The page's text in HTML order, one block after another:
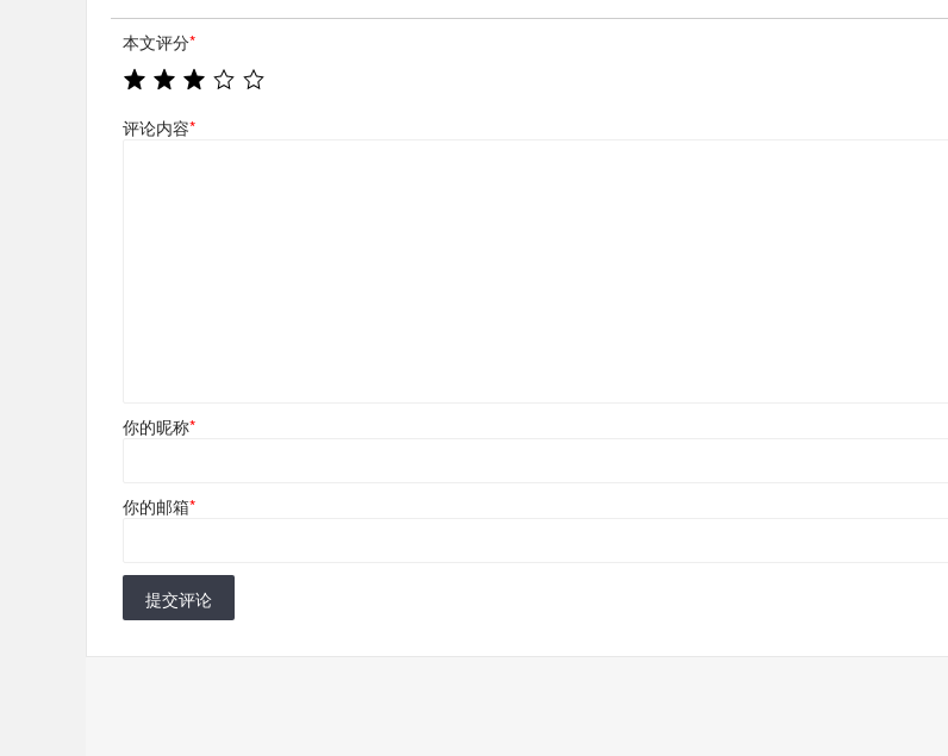
本文评分*
评论内容*
你的昵称*
你的邮箱*
提交评论